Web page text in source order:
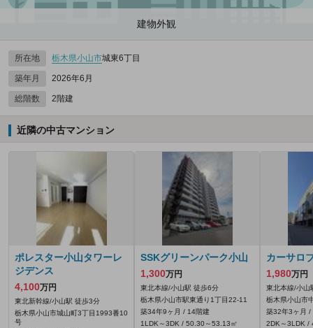
建物外観
所在地 栃木県小山市城東6丁目
築年月 2026年6月
総階数 2階建
近隣の中古マンション
ポレスター小山タワーレ
ジデンス
4,100万円
東北新幹線/小山駅 徒歩3分
栃木県小山市城山町3丁目1993番10
号
SSKグリーンパーク小山
1,300万円
東北本線/小山駅 徒歩6分
栃木県小山市駅東通り1丁目22-11
築34年9ヶ月 / 14階建
1LDK～3DK / 50.30～53.13㎡
カーサロ
1,980万円
東北本線/小山
栃木県小山市
築32年3ヶ月 /
2DK～3LDK /